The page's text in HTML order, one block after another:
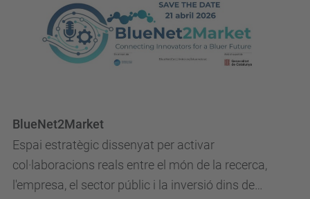
Espai estratègic dissenyat per activar
col·laboracions reals entre el món de la recerca,
l'empresa, el sector públic i la inversió dins de
BlueNet2Market